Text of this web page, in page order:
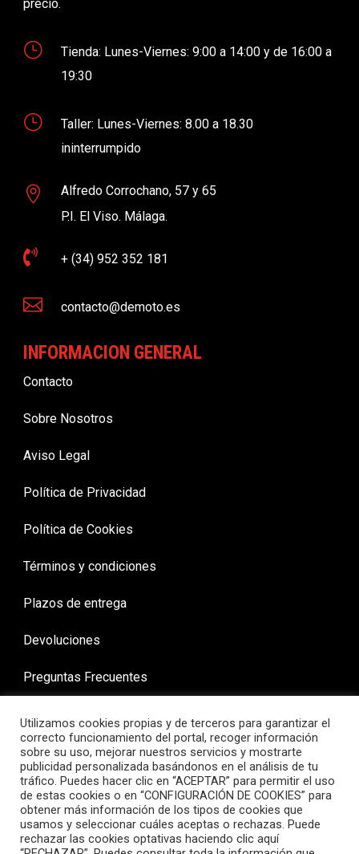
precio.
}
Tienda: Lunes-Viernes: 9:00 a 14:00 y de 16:00 a
19:30
}
Taller: Lunes-Viernes: 8.00 a 18.30
ininterrumpido

Alfredo Corrochano, 57 y 65
P.I. El Viso. Málaga.
 + (34) 952 352 181
 contacto@demoto.es
INFORMACION GENERAL
Contacto
Sobre Nosotros
Aviso Legal
Política de Privacidad
Política de Cookies
Términos y condiciones
Plazos de entrega
Devoluciones
Preguntas Frecuentes
Utilizamos cookies propias y de terceros para garantizar el
correcto funcionamiento del portal, recoger información
sobre su uso, mejorar nuestros servicios y mostrarte
publicidad personalizada basándonos en el análisis de tu
tráfico. Puedes hacer clic en “ACEPTAR” para permitir el uso
de estas cookies o en “CONFIGURACIÓN DE COOKIES” para
obtener más información de los tipos de cookies que
usamos y seleccionar cuáles aceptas o rechazas. Puede
rechazar las cookies optativas haciendo clic aquí